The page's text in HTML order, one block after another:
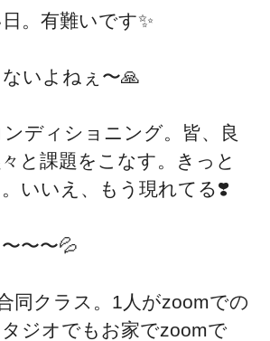
。有難いです✨
いよねぇ〜🙏
ディショニング。皆、良
と課題をこなす。きっと
いいえ、もう現れてる❣️
〜〜💦
同クラス。1人がzoomでの
ジオでもお家でzoomで